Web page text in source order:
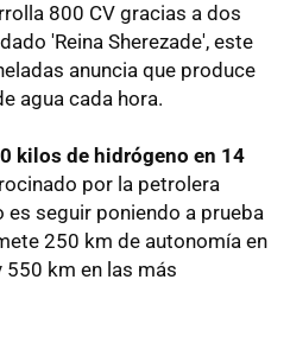
800 CV gracias a dos
'Reina Sherezade', este
anuncia que produce
agua cada hora.
kilos de hidrógeno en 14
por la petrolera
seguir poniendo a prueba
250 km de autonomía en
550 km en las más